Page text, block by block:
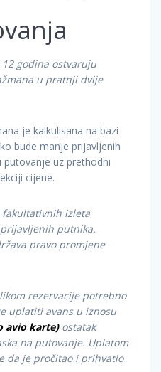
godina ostvaruju
u pratnji dvije
je kalkulisana na bazi
bude manje prijavljenih
uz prethodni
cijene.
fakultativnih izleta
putnika.
pravo promjene
rezervacije potrebno
uplatiti avans u iznosu
avio karte)ostatak
na putovanje. Uplatom
da je pročitao i prihvatio